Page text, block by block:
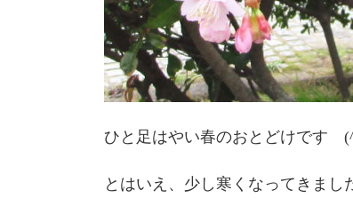
ひと足はやい春のおとどけです
とはいえ、少し寒くなってきまし